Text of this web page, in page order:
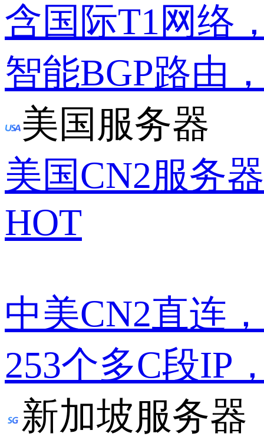
含国际T1网络
智能BGP路由
美国服务器
美国CN2服务器
HOT
中美CN2直连
253个多C段IP
新加坡服务器